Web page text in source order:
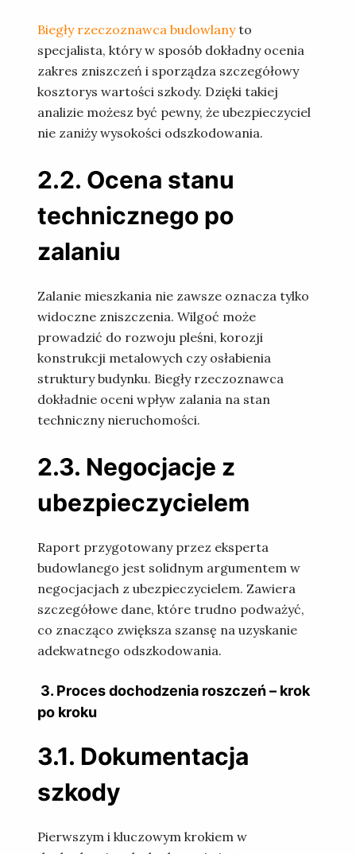
Biegły rzeczoznawca budowlanyto
specjalista, który w sposób dokładny ocenia
zakres zniszczeń i sporządza szczegółowy
kosztorys wartości szkody. Dzięki takiej
analizie możesz być pewny, że ubezpieczyciel
nie zaniży wysokości odszkodowania.
2.2. Ocena stanu
technicznego po
zalaniu
Zalanie mieszkania nie zawsze oznacza tylko
widoczne zniszczenia. Wilgoć może
prowadzić do rozwoju pleśni, korozji
konstrukcji metalowych czy osłabienia
struktury budynku. Biegły rzeczoznawca
dokładnie oceni wpływ zalania na stan
techniczny nieruchomości.
2.3. Negocjacje z
ubezpieczycielem
Raport przygotowany przez eksperta
budowlanego jest solidnym argumentem w
negocjacjach z ubezpieczycielem. Zawiera
szczegółowe dane, które trudno podważyć,
co znacząco zwiększa szansę na uzyskanie
adekwatnego odszkodowania.
3. Proces dochodzenia roszczeń – krok
po kroku
3.1. Dokumentacja
szkody
Pierwszym i kluczowym krokiem w